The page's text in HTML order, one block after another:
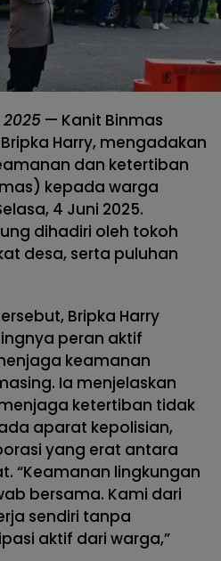
— Kanit Binmas
Harry, mengadakan
dan ketertiban
kepada warga
4 Juni 2025.
dihadiri oleh tokoh
desa, serta puluhan
Bripka Harry
peran aktif
keamanan
Ia menjelaskan
ketertiban tidak
aparat kepolisian,
yang erat antara
“Keamanan lingkungan
bersama. Kami dari
sendiri tanpa
aktif dari warga,”